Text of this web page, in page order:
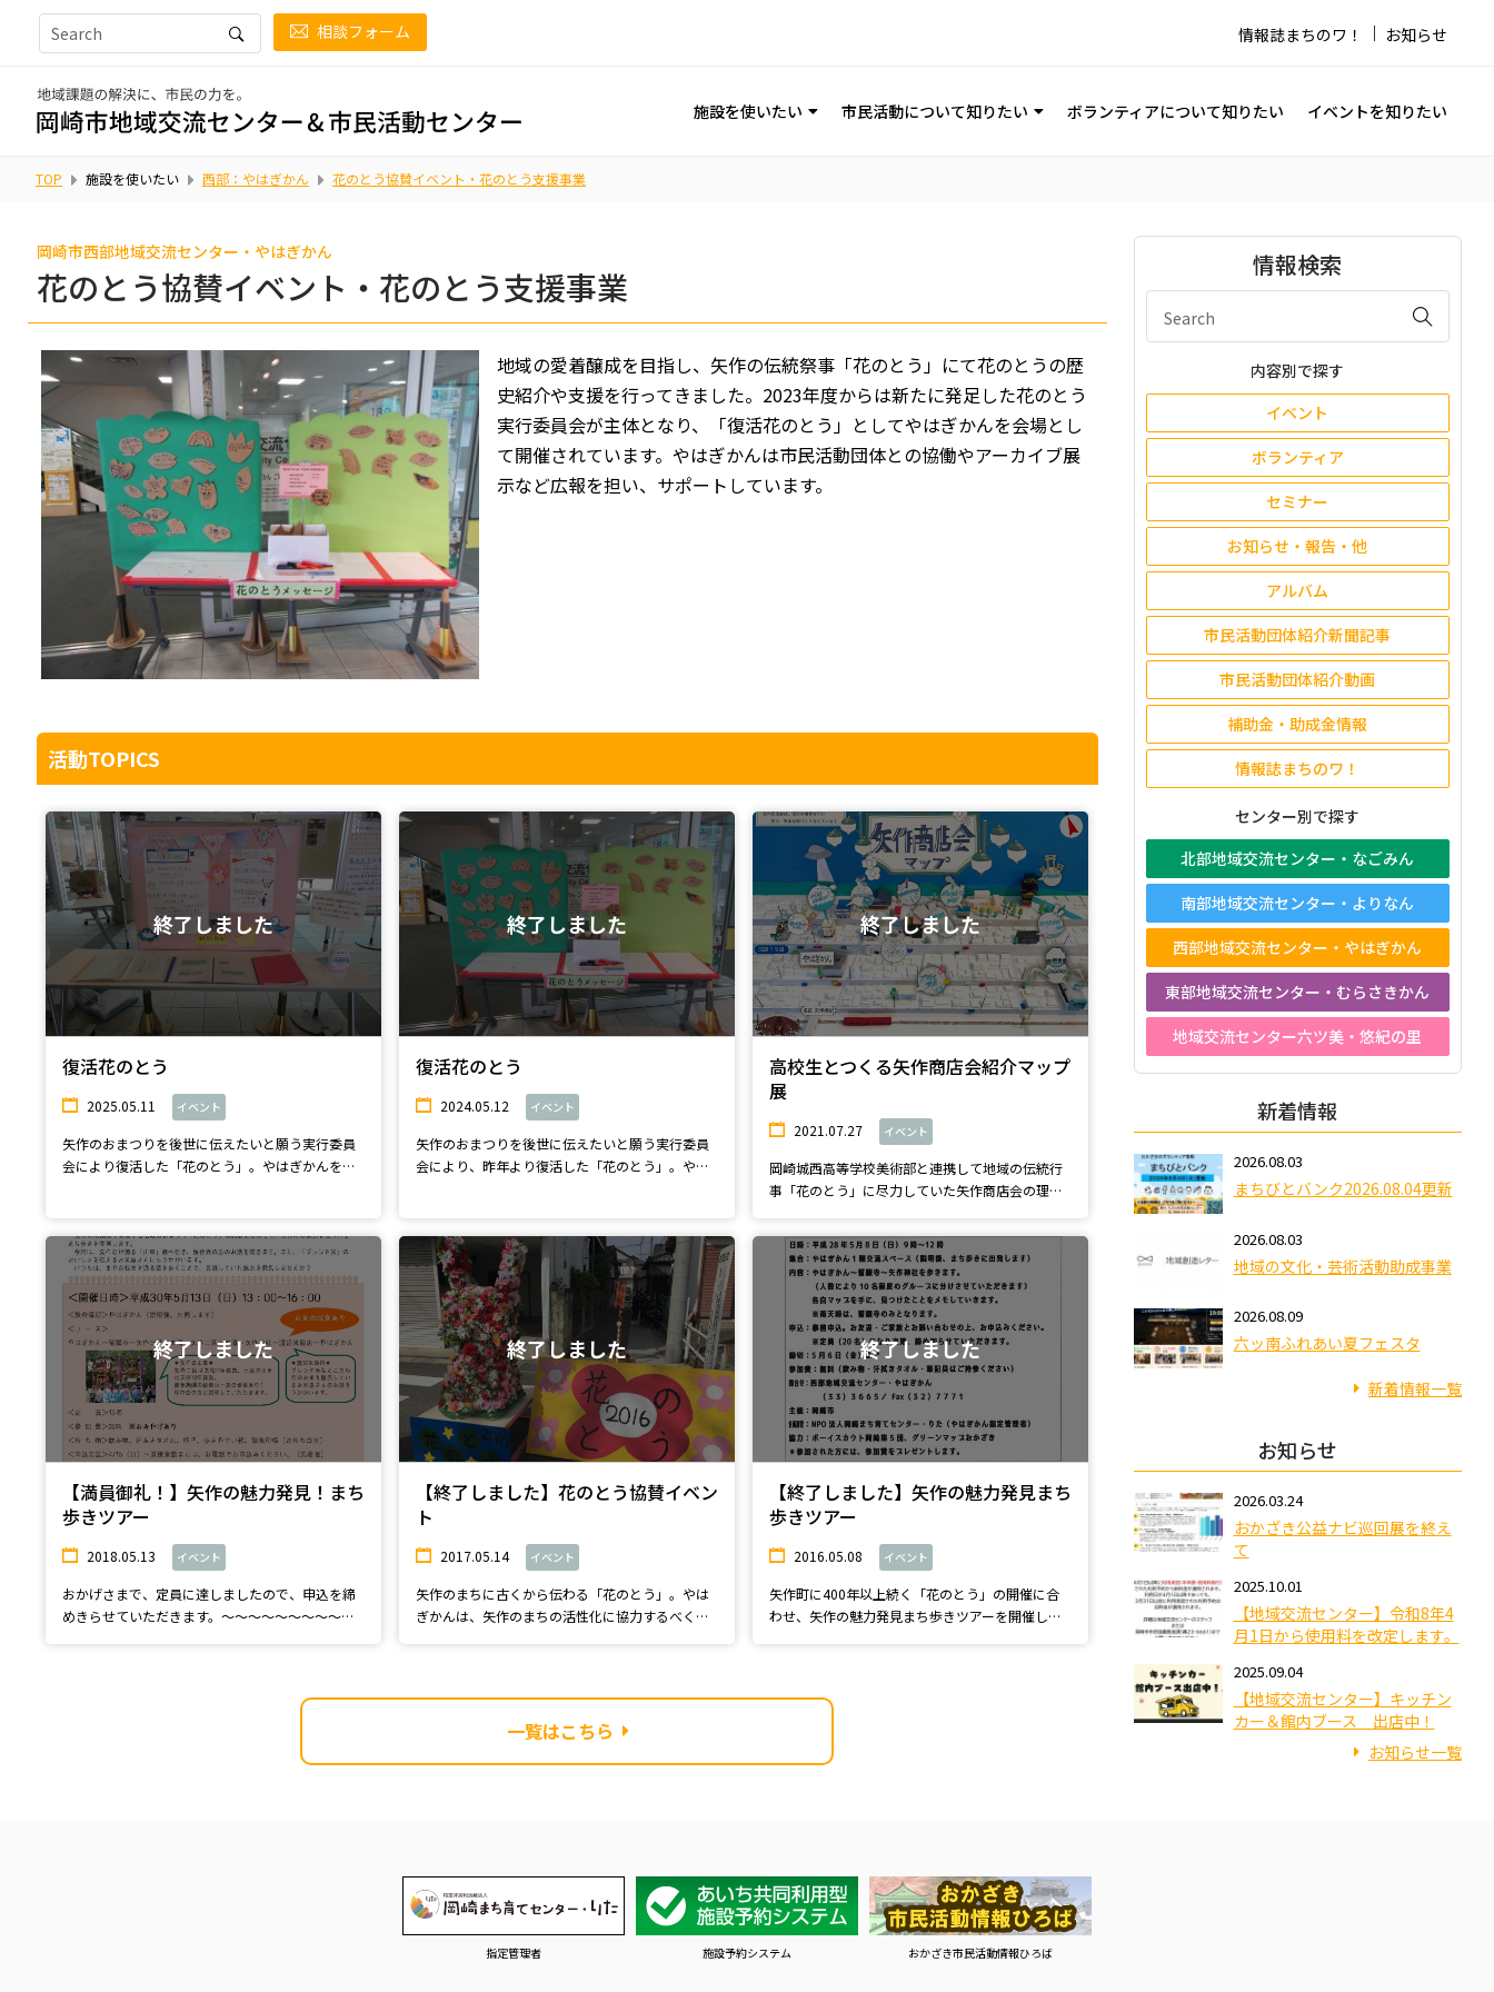
相談フォーム 情報誌まちのワ！ お知らせ
施設を使いたい 市民活動について知りたい ボランティアについて知りたい イベントを知りたい
TOP 施設を使いたい 西部：やはぎかん 花のとう協賛イベント・花のとう支援事業
岡崎市西部地域交流センター・やはぎかん
花のとう協賛イベント・花のとう支援事業
地域の愛着醸成を目指し、矢作の伝統祭事「花のとう」にて花のとうの歴
史紹介や支援を行ってきました。2023年度からは新たに発足した花のとう
実行委員会が主体となり、「復活花のとう」としてやはぎかんを会場とし
て開催されています。やはぎかんは市民活動団体との協働やアーカイブ展
示など広報を担い、サポートしています。
活動TOPICS
終了しました
復活花のとう
2025.05.11 イベント
矢作のおまつりを後世に伝えたいと願う実行委員
会により復活した「花のとう」。やはぎかんを利
終了しました
復活花のとう
2024.05.12 イベント
矢作のおまつりを後世に伝えたいと願う実行委員
会により、昨年より復活した「花のとう」。やは
終了しました
高校生とつくる矢作商店会紹介マップ
展
2021.07.27 イベント
岡崎城西高等学校美術部と連携して地域の伝統行
事「花のとう」に尽力していた矢作商店会の理解
終了しました
【満員御礼！】矢作の魅力発見！まち
歩きツアー
2018.05.13 イベント
おかげさまで、定員に達しましたので、申込を締
めきらせていただきます。～～～～～～～～～～
終了しました
【終了しました】花のとう協賛イベン
ト
2017.05.14 イベント
矢作のまちに古くから伝わる「花のとう」。やは
ぎかんは、矢作のまちの活性化に協力するべく
終了しました
【終了しました】矢作の魅力発見まち
歩きツアー
2016.05.08 イベント
矢作町に400年以上続く「花のとう」の開催に合
わせ、矢作の魅力発見まち歩きツアーを開催しま
一覧はこちら
情報検索
内容別で探す
イベント
ボランティア
セミナー
お知らせ・報告・他
アルバム
市民活動団体紹介新聞記事
市民活動団体紹介動画
補助金・助成金情報
情報誌まちのワ！
センター別で探す
北部地域交流センター・なごみん
南部地域交流センター・よりなん
西部地域交流センター・やはぎかん
東部地域交流センター・むらさきかん
地域交流センター六ツ美・悠紀の里
新着情報
2026.08.03
まちびとバンク2026.08.04更新
2026.08.03
地域の文化・芸術活動助成事業
2026.08.09
六ッ南ふれあい夏フェスタ
新着情報一覧
お知らせ
2026.03.24
おかざき公益ナビ巡回展を終え
て
2025.10.01
【地域交流センター】令和8年4
月1日から使用料を改定します。
2025.09.04
【地域交流センター】キッチン
カー＆館内ブース 出店中！
お知らせ一覧
指定管理者 施設予約システム おかざき市民活動情報ひろば